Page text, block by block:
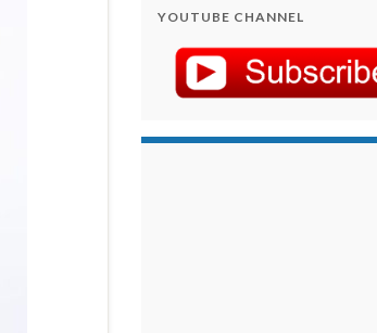
YOUTUBE CHANNEL